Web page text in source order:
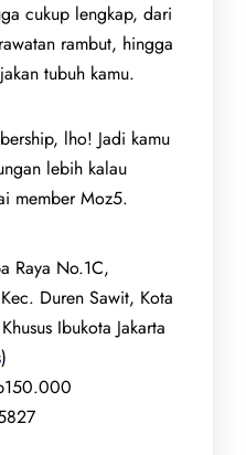
cukup lengkap, dari
rambut, hingga
tubuh kamu.
lho! Jadi kamu
lebih kalau
member Moz5.
Raya No.1C,
Duren Sawit, Kota
Ibukota Jakarta
)